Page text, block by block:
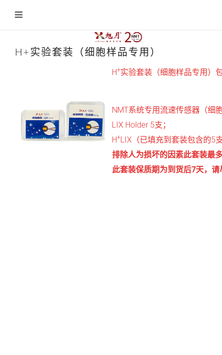
H+实验套装（细胞样品专用）
H+实验套装（细胞样品专用）
NMT系统专用流速传感器（细
LIX Holder 5支；
H+LIX（已填充到套装包含的5
排除人为损坏的因素此套装最
此套装保质期为到货后7天，